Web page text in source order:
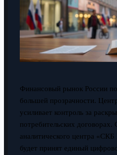
Финансовый рынок России
большей прозрачности.
усиливает контроль за
потребительских договорах.
аналитического центра
будет принят единый